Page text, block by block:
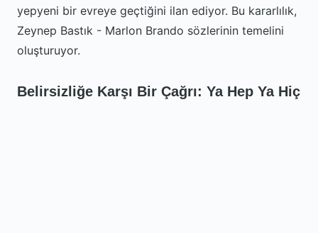
yepyeni bir evreye geçtiğini ilan ediyor. Bu kararlılık,
Zeynep Bastık - Marlon Brando sözlerinin temelini
oluşturuyor.
Belirsizliğe Karşı Bir Çağrı: Ya Hep Ya Hiç